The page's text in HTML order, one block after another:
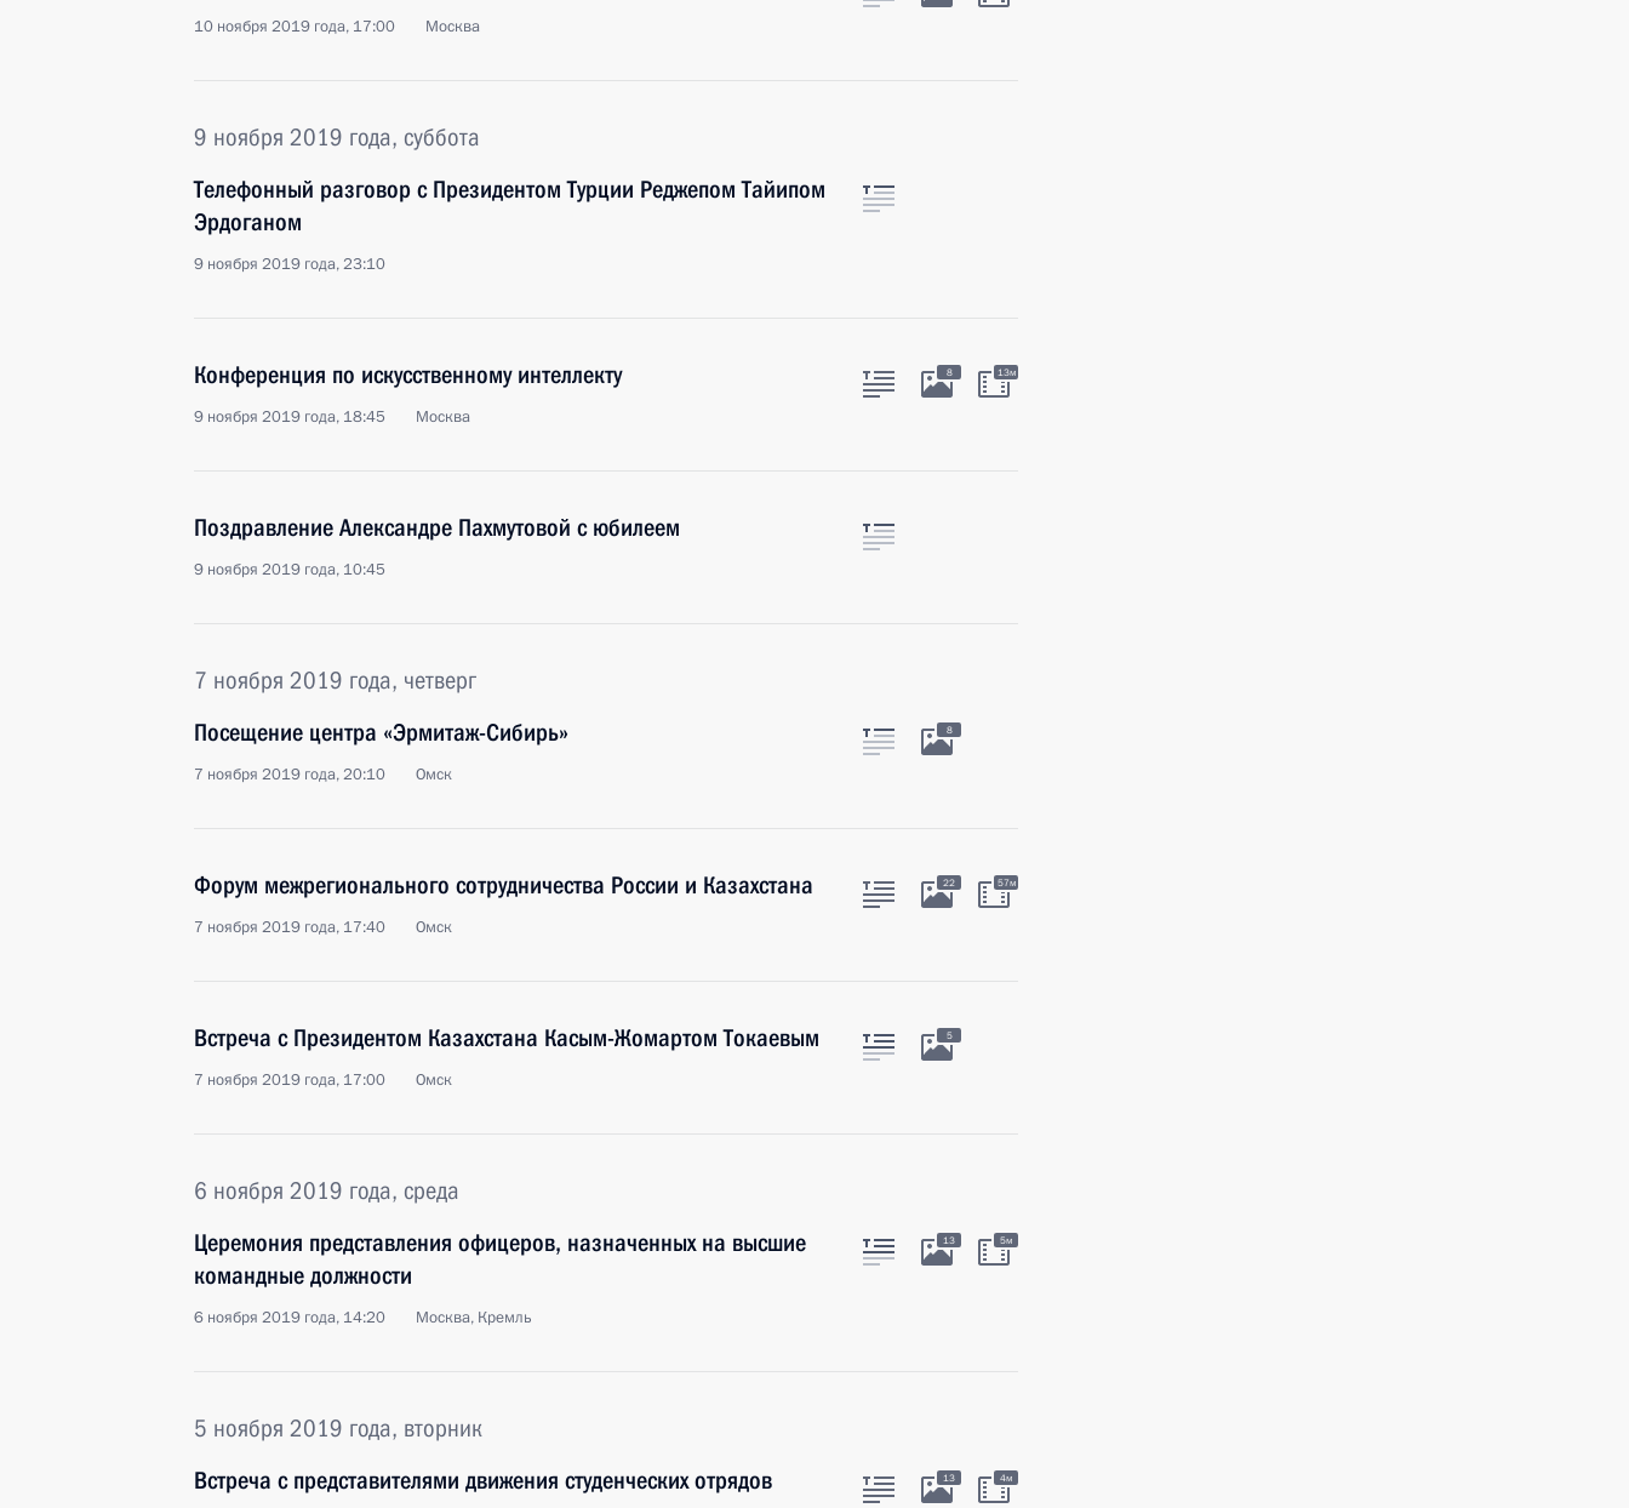
10 ноября 2019 года, 17:00 Москва
9 ноября 2019 года, суббота
Телефонный разговор с Президентом Турции Реджепом Тайипом
Эрдоганом
9 ноября 2019 года, 23:10
Конференция по искусственному интеллекту
9 ноября 2019 года, 18:45 Москва
8 13м
Поздравление Александре Пахмутовой с юбилеем
9 ноября 2019 года, 10:45
7 ноября 2019 года, четверг
Посещение центра «Эрмитаж-Сибирь»
7 ноября 2019 года, 20:10 Омск
8
Форум межрегионального сотрудничества России и Казахстана
7 ноября 2019 года, 17:40 Омск
22 57м
Встреча с Президентом Казахстана Касым-Жомартом Токаевым
7 ноября 2019 года, 17:00 Омск
5
6 ноября 2019 года, среда
Церемония представления офицеров, назначенных на высшие
командные должности
6 ноября 2019 года, 14:20 Москва, Кремль
13 5м
5 ноября 2019 года, вторник
Встреча с представителями движения студенческих отрядов
13 4м